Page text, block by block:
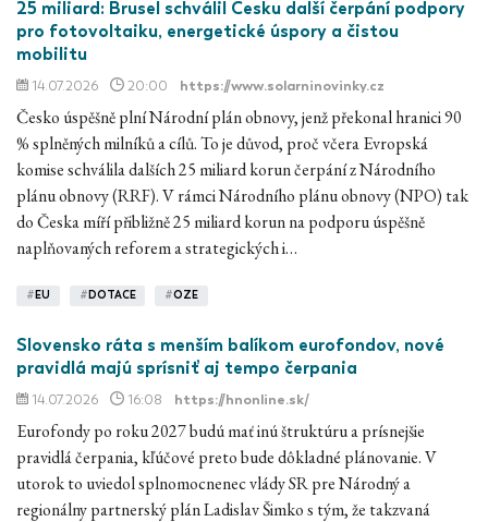
25 miliard: Brusel schválil Česku další čerpání podpory
pro fotovoltaiku, energetické úspory a čistou
mobilitu
14.07.2026 20:00 https://www.solarninovinky.cz
Česko úspěšně plní Národní plán obnovy, jenž překonal hranici 90
% splněných milníků a cílů. To je důvod, proč včera Evropská
komise schválila dalších 25 miliard korun čerpání z Národního
plánu obnovy (RRF). V rámci Národního plánu obnovy (NPO) tak
do Česka míří přibližně 25 miliard korun na podporu úspěšně
naplňovaných reforem a strategických i…
#EU #DOTACE #OZE
Slovensko ráta s menším balíkom eurofondov, nové
pravidlá majú sprísniť aj tempo čerpania
14.07.2026 16:08 https://hnonline.sk/
Eurofondy po roku 2027 budú mať inú štruktúru a prísnejšie
pravidlá čerpania, kľúčové preto bude dôkladné plánovanie. V
utorok to uviedol splnomocnenec vlády SR pre Národný a
regionálny partnerský plán Ladislav Šimko s tým, že takzvaná